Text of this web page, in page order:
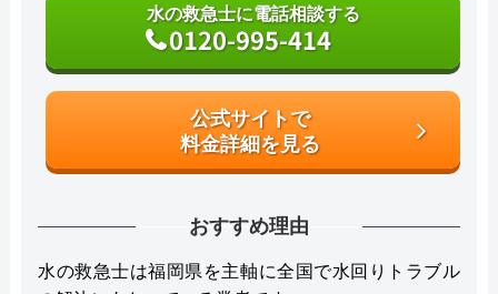
水の救急士に電話相談する
0120-995-414
公式サイトで
料金詳細を見る
おすすめ理由
水の救急士は福岡県を主軸に全国で水回りトラブル